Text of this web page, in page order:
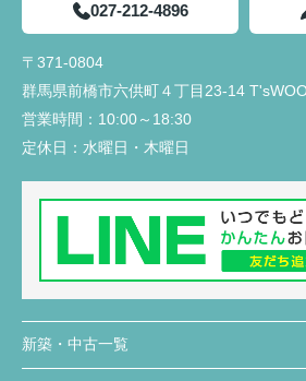
027-212-4896
〒371-0804
群馬県前橋市六供町４丁目23‐14
営業時間： 10:00～18:30
定休日： 水曜日・木曜日
新築・中古一覧